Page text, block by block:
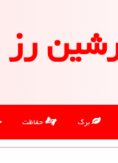
رز
برگ حفاظت